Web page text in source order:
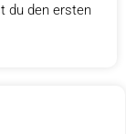
du den ersten